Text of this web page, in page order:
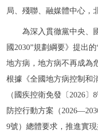
12345網上接訴即辦
參與調查
走進北京
北京概況
綠色北京
局、殘聯、融媒體中心，
為深入貫徹黨中央、國
國2030”規劃綱要》提出
地方病，地方病不再成為
根據《全國地方病控制和
（國疾控衛免發〔2026
防控行動方案（
9號）總體要求，推進實